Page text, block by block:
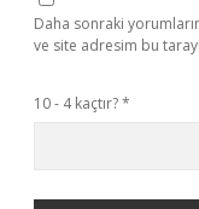
Daha sonraki
ve site adresim bu
10 - 4 kaçtır?*